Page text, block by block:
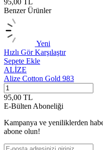
Benzer Ürünler
Yeni
Hızlı GörKarşılaştır
Sepete Ekle
ALİZE
Alize Cotton Gold 983
95,00 TL
E-Bülten Aboneliği
Kampanya ve yeniliklerden
abone olun!